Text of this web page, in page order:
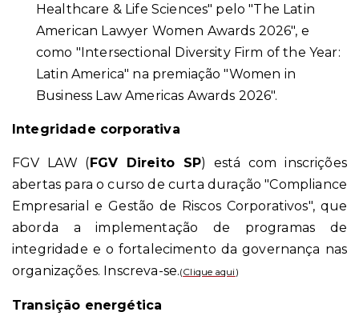
Healthcare & Life Sciences" pelo "The Latin
American Lawyer Women Awards 2026", e
como "Intersectional Diversity Firm of the Year:
Latin America" na premiação "Women in
Business Law Americas Awards 2026".
Integridade corporativa
FGV LAW (FGV Direito SP) está com inscrições
abertas para o curso de curta duração "Compliance
Empresarial e Gestão de Riscos Corporativos", que
aborda a implementação de programas de
integridade e o fortalecimento da governança nas
organizações. Inscreva-se.(Clique aqui )
Transição energética